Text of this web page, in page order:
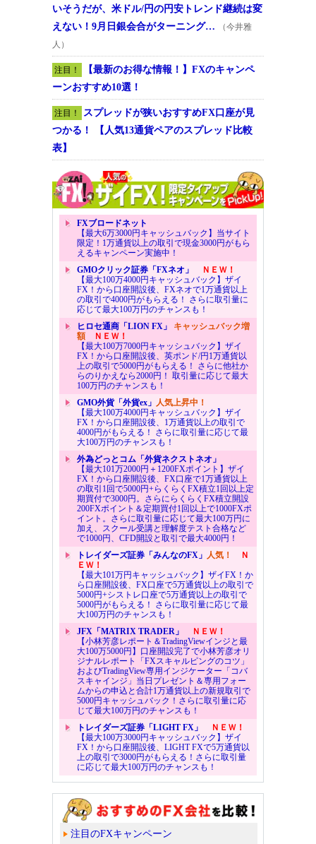
いそうだが、米ドル/円の円安トレンド継続は変
えない！9月日銀会合がターニング…
（今井雅
人）
注目！
【最新のお得な情報！】FXのキャンペ
ーンおすすめ10選！
注目！
スプレッドが狭いおすすめFX口座が見
つかる！ 【人気13通貨ペアのスプレッド比較
表】
FXブロードネット
【最大6万3000円キャッシュバック】当サイト
限定！1万通貨以上の取引で現金3000円がもら
えるキャンペーン実施中！
GMOクリック証券「FXネオ」
ＮＥＷ！
【最大100万4000円キャッシュバック】ザイ
FX！から口座開設後、FXネオで1万通貨以上
の取引で4000円がもらえる！ さらに取引量に
応じて最大100万円のチャンスも！
ヒロセ通商「LION FX」 キャッシュバック増
額ＮＥＷ！
【最大100万7000円キャッシュバック】ザイ
FX！から口座開設後、英ポンド/円1万通貨以
上の取引で5000円がもらえる！ さらに他社か
らのりかえなら2000円！ 取引量に応じて最大
100万円のチャンスも！
GMO外貨「外貨ex」 人気上昇中！
【最大100万4000円キャッシュバック】ザイ
FX！から口座開設後、1万通貨以上の取引で
4000円がもらえる！ さらに取引量に応じて最
大100万円のチャンスも！
外為どっとコム「外貨ネクストネオ」
【最大101万2000円＋1200FXポイント】ザイ
FX！から口座開設後、FX口座で1万通貨以上
の取引1回で5000円+らくらくFX積立1回以上定
期買付で3000円。さらにらくらくFX積立開設
200FXポイント＆定期買付1回以上で1000FXポ
イント。さらに取引量に応じて最大100万円に
加え、スクール受講と理解度テスト合格など
で1000円、CFD開設と取引で最大4000円！
トレイダーズ証券「みんなのFX」 人気！
Ｎ
ＥＷ！
【最大101万円キャッシュバック】ザイFX！か
ら口座開設後、FX口座で5万通貨以上の取引で
5000円+シストレ口座で5万通貨以上の取引で
5000円がもらえる！ さらに取引量に応じて最
大100万円のチャンスも！
JFX「MATRIX TRADER」
ＮＥＷ！
【小林芳彦レポート＆TradingViewインジと最
大100万5000円】口座開設完了で小林芳彦オリ
ジナルレポート「FXスキャルピングのコツ」
およびTradingView専用インジケーター「コバ
スキャインジ」当日プレゼント＆専用フォー
ムからの申込と合計1万通貨以上の新規取引で
5000円キャッシュバック！さらに取引量に応
じて最大100万円のチャンスも！
トレイダーズ証券「LIGHT FX」
ＮＥＷ！
【最大100万3000円キャッシュバック】ザイ
FX！から口座開設後、LIGHT FXで5万通貨以
上の取引で3000円がもらえる！さらに取引量
に応じて最大100万円のチャンスも！
注目のFXキャンペーン